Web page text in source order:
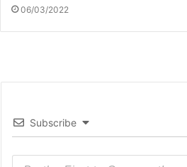
06/03/2022
Subscribe